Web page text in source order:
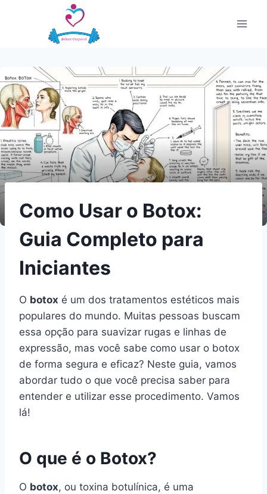
Como Usar o Botox:
Guia Completo para
Iniciantes
O botox é um dos tratamentos estéticos mais
populares do mundo. Muitas pessoas buscam
essa opção para suavizar rugas e linhas de
expressão, mas você sabe como usar o botox
de forma segura e eficaz? Neste guia, vamos
abordar tudo o que você precisa saber para
entender e utilizar esse procedimento. Vamos
lá!
O que é o Botox?
O botox, ou toxina botulínica, é uma